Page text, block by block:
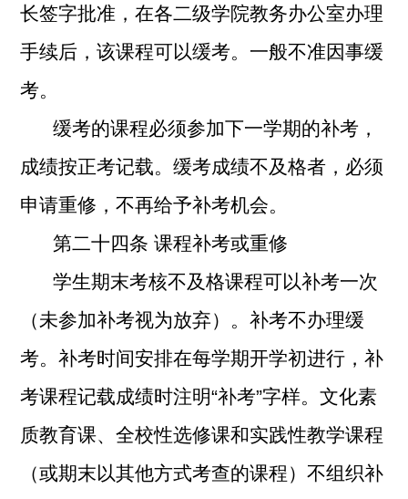
长签字批准，在各二级学院教务办公室办理
手续后，该课程可以缓考。一般不准因事缓
考。
缓考的课程必须参加下一学期的补考，
成绩按正考记载。缓考成绩不及格者，必须
申请重修，不再给予补考机会。
第二十四条课程补考或重修
学生期末考核不及格课程可以补考一次
（未参加补考视为放弃）。补考不办理缓
考。补考时间安排在每学期开学初进行，补
考课程记载成绩时注明“补考”字样。文化素
质教育课、全校性选修课和实践性教学课程
（或期末以其他方式考查的课程）不组织补